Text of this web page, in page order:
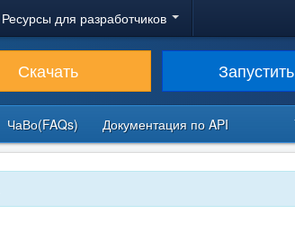
Ресурсы для разработчиков
Скачать Запустить
ЧаВо(FAQs) Документация по API